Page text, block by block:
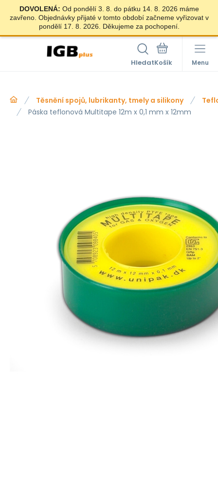
DOVOLENÁ: Od pondělí 3. 8. do pátku 14. 8. 2026 máme
zavřeno. Objednávky přijaté v tomto období začneme vyřizovat v
pondělí 17. 8. 2026. Děkujeme za pochopení.
Hledat Menu
Těsnění spojů, lubrikanty, tmely a silikony
Páska teflonová Multitape 12m x 0,1 mm x 12mm